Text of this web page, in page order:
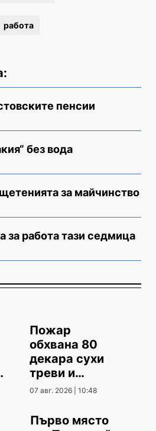
работа
пенсии
без вода
за майчинство
за работа тази седмица
Пожар
обхвана 80
декара сухи
треви и
храсти
07 авг. 2026 | 10:48
Първо място